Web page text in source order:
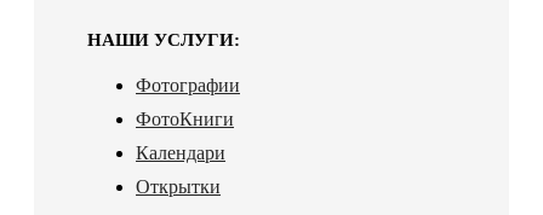
НАШИ УСЛУГИ:
Фотографии
ФотоКниги
Календари
Открытки